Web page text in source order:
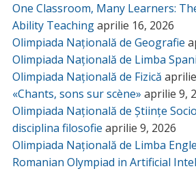
One Classroom, Many Learners:
Ability Teachingaprilie 16, 2026
Olimpiada Națională de Geografie
Olimpiada Națională de Limba
Olimpiada Națională de Fizică
«Chants, sons sur scène» aprilie 9,
Olimpiada Națională de Științe
disciplina filosofie aprilie 9, 2026
Olimpiada Națională de Limba
Romanian Olympiad in Artificial